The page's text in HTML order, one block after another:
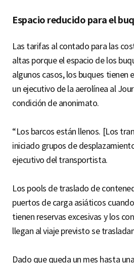
Espacio reducido para el
Las tarifas al contado para las
altas porque el espacio de los
algunos casos, los buques tienen
un ejecutivo de la aerolínea al
condición de anonimato.
“Los barcos están llenos. [Los
iniciado grupos de
ejecutivo del transportista.
Los pools de traslado de
puertos de carga asiáticos
tienen reservas excesivas y los
llegan al viaje previsto se
Dado que queda un mes hasta